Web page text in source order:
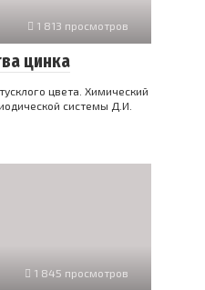
1 813 просмотров
цинка
цвета. Химический
системы Д.И.
1 845 просмотров